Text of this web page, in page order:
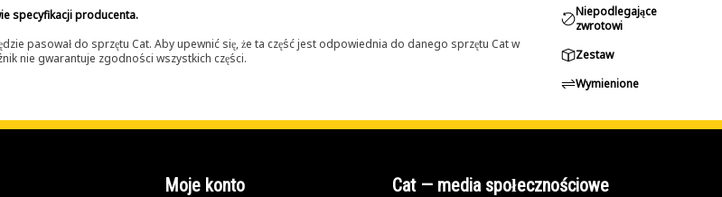
specyfikacji producenta.
pasował do sprzętu Cat. Aby upewnić się, że ta część jest odpowiednia do danego sprzętu Cat w
nie gwarantuje zgodności wszystkich części.
Niepodlegające
zwrotowi
Zestaw
Wymienione
Moje konto Cat — media społecznościowe